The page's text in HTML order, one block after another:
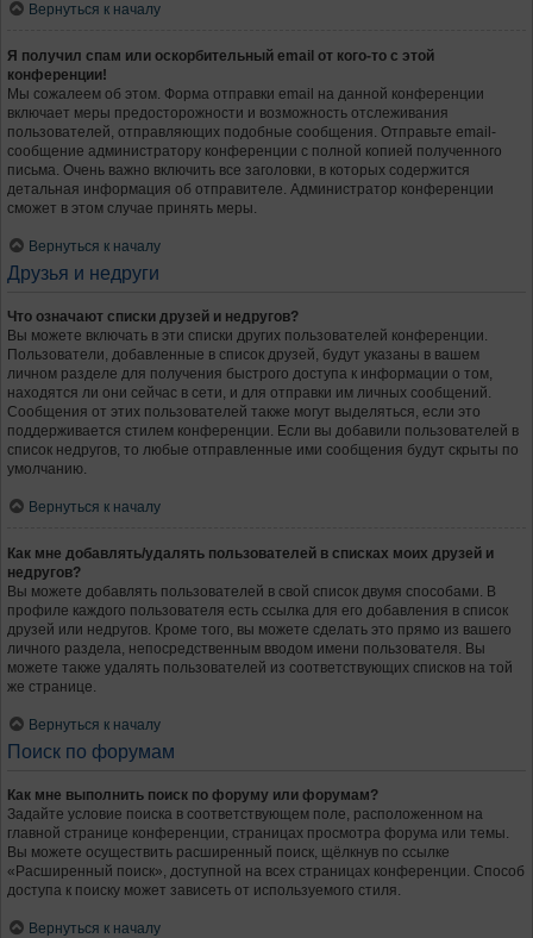
Вернуться к началу
Я получил спам или оскорбительный email от кого-то с этой
конференции!
Мы сожалеем об этом. Форма отправки email на данной конференции
включает меры предосторожности и возможность отслеживания
пользователей, отправляющих подобные сообщения. Отправьте email-
сообщение администратору конференции с полной копией полученного
письма. Очень важно включить все заголовки, в которых содержится
детальная информация об отправителе. Администратор конференции
сможет в этом случае принять меры.
Вернуться к началу
Друзья и недруги
Что означают списки друзей и недругов?
Вы можете включать в эти списки других пользователей конференции.
Пользователи, добавленные в список друзей, будут указаны в вашем
личном разделе для получения быстрого доступа к информации о том,
находятся ли они сейчас в сети, и для отправки им личных сообщений.
Сообщения от этих пользователей также могут выделяться, если это
поддерживается стилем конференции. Если вы добавили пользователей в
список недругов, то любые отправленные ими сообщения будут скрыты по
умолчанию.
Вернуться к началу
Как мне добавлять/удалять пользователей в списках моих друзей и
недругов?
Вы можете добавлять пользователей в свой список двумя способами. В
профиле каждого пользователя есть ссылка для его добавления в список
друзей или недругов. Кроме того, вы можете сделать это прямо из вашего
личного раздела, непосредственным вводом имени пользователя. Вы
можете также удалять пользователей из соответствующих списков на той
же странице.
Вернуться к началу
Поиск по форумам
Как мне выполнить поиск по форуму или форумам?
Задайте условие поиска в соответствующем поле, расположенном на
главной странице конференции, страницах просмотра форума или темы.
Вы можете осуществить расширенный поиск, щёлкнув по ссылке
«Расширенный поиск», доступной на всех страницах конференции. Способ
доступа к поиску может зависеть от используемого стиля.
Вернуться к началу